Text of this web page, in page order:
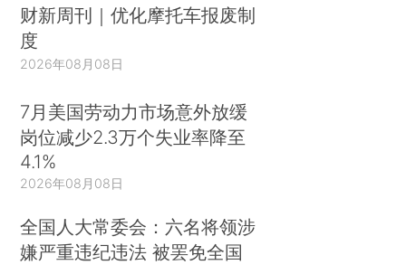
财新周刊｜优化摩托车报废制
度
2026年08月08日
7月美国劳动力市场意外放缓
岗位减少2.3万个失业率降至
4.1%
2026年08月08日
全国人大常委会：六名将领涉
嫌严重违纪违法 被罢免全国